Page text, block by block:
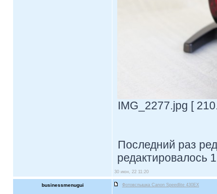
IMG_2277.jpg [
Последний раз
редактировалось
30 июн, 22 11:20
businessmenugui Фотовспышка Canon Speedlite 430EX